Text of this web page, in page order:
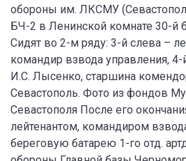
обороны им. ЛКСМУ
БЧ-2 в Ленинской комнате 30-й
Сидят во 2-м ряду: 3-й слева –
командир взвода управления, 4-
И.С. Лысенко, старшина
Севастополь. Фото из фондов
Севастополя После его
лейтенантом, командиром
береговую батарею 1-го отд.